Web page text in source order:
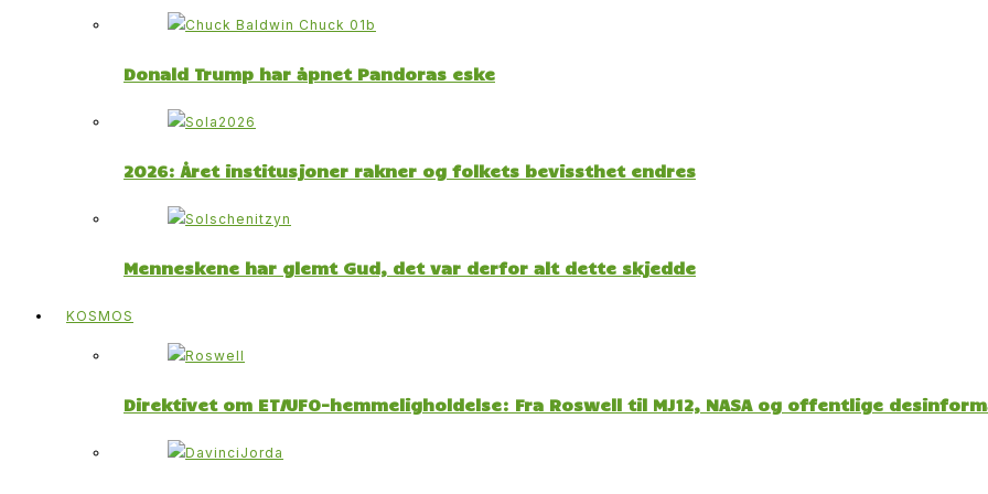
Donald Trump har åpnet Pandoras eske
2026: Året institusjoner rakner og folkets bevissthet endres
Menneskene har glemt Gud, det var derfor alt dette skjedde
KOSMOS
Direktivet om ET/UFO-hemmeligholdelse: Fra Roswell til MJ12, NASA og offentlige